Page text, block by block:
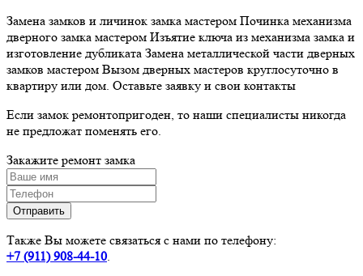
Замена замков и личинок замка мастером Починка механизма
дверного замка мастером Изъятие ключа из механизма замка и
изготовление дубликата Замена металлической части дверных
замков мастером Вызом дверных мастеров круглосуточно в
квартиру или дом. Оставьте заявку и свои контакты
Если замок ремонтопригоден, то наши специалисты никогда
не предложат поменять его.
Закажите ремонт замка
Также Вы можете связаться с нами по телефону:
+7 (911)908-44-10.